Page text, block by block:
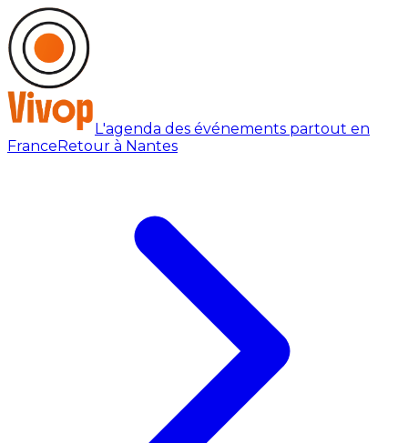
L'agenda des événements partout en
FranceRetour à Nantes